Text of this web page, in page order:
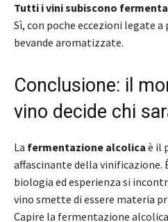
Tutti i vini subiscono
Sì, con poche eccezioni legate
bevande aromatizzate.
Conclusione: il
vino decide chi
La fermentazione alcolica è il
affascinante della vinificazione.
biologia ed esperienza si
vino smette di essere materia
Capire la fermentazione